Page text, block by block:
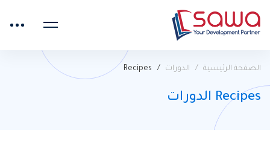
الصفحة الرئيسية الدورات Recipes
Recipes الدورات